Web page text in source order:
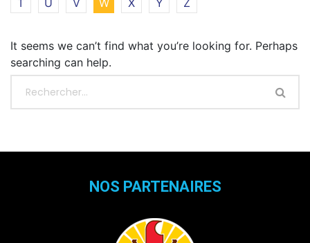
T
U V W X Y Z
It seems we can’t find what you’re looking for. Perhaps
searching can help.
NOS PARTENAIRES